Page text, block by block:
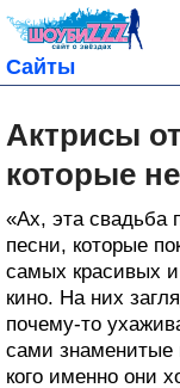
Сайты
Актрисы
которые
«Ах, эта
песни, которые
самых красивых и
кино. На них
почему-то
сами знаменитые
кого именно они